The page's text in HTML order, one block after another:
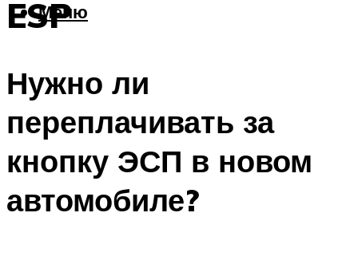
Меню
ESP
Нужно ли
переплачивать за
кнопку ЭСП в новом
автомобиле?